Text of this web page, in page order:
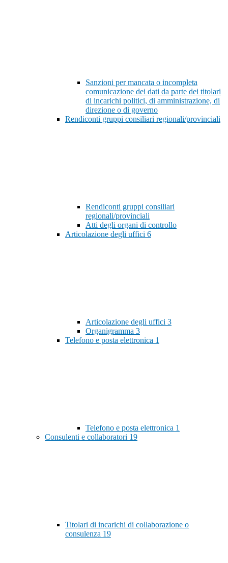
Sanzioni per mancata o incompleta
comunicazione dei dati da parte dei titolari
di incarichi politici, di amministrazione, di
direzione o di governo
Rendiconti gruppi consiliari regionali/provinciali
Rendiconti gruppi consiliari
regionali/provinciali
Atti degli organi di controllo
Articolazione degli uffici 6
Articolazione degli uffici 3
Organigramma 3
Telefono e posta elettronica 1
Telefono e posta elettronica 1
Consulenti e collaboratori 19
Titolari di incarichi di collaborazione o
consulenza 19